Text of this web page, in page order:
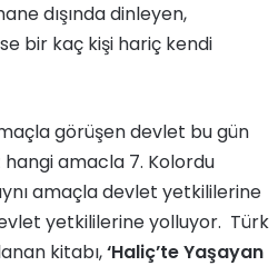
dışında dinleyen,
bir kaç kişi hariç kendi
görüşen devlet bu gün
amacla 7. Kolordu
amaçla devlet yetkililerine
yetkililerine yolluyor. Türk
kitabı,‘Haliç’te Yaşayan